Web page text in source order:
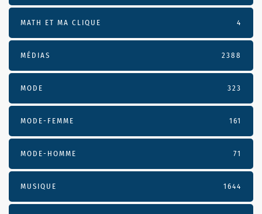
MATH ET MA CLIQUE 4
MÉDIAS 2388
MODE 323
MODE-FEMME 161
MODE-HOMME 71
MUSIQUE 1644